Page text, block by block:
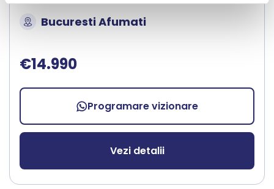
Bucuresti Afumati
€14.990
Programare vizionare
Vezi detalii